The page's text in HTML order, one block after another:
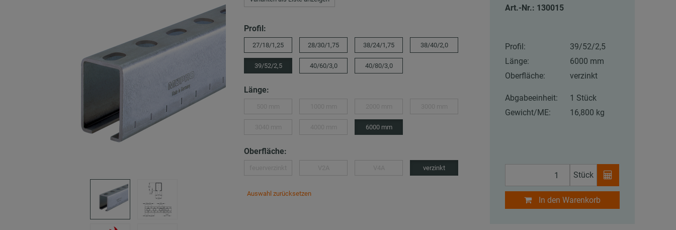
Profil:
27/18/1,25 28/30/1,75 38/24/1,75 38/40/2,0
39/52/2,5 40/60/3,0 40/80/3,0
Länge:
6000 mm
Oberfläche:
verzinkt
Auswahl zurücksetzen
Art.-Nr.: 130015
Profil:
39/52/2,5
Länge:
6000 mm
Oberfläche:
verzinkt
Abgabeeinheit:
1 Stück
Gewicht/ME:
16,800 kg
Stück
In den Warenkorb